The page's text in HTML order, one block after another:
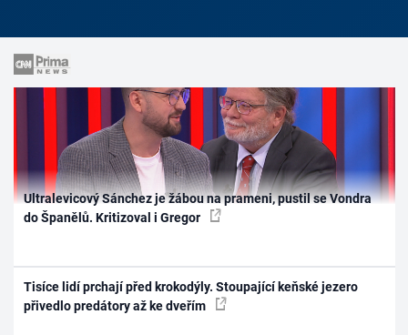
Ultralevicový Sánchez je žábou na prameni, pustil se Vondra
do Španělů. Kritizoval i Gregor
Tisíce lidí prchají před krokodýly. Stoupající keňské jezero
přivedlo predátory až ke dveřím